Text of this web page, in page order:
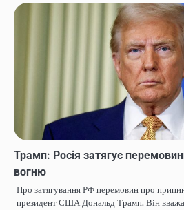
Трамп: Росія затягує
вогню
Про затягування РФ перемовин про
президент США Дональд Трамп. Він